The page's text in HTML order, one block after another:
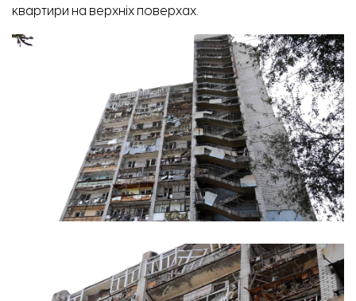
квартири на верхніх поверхах.